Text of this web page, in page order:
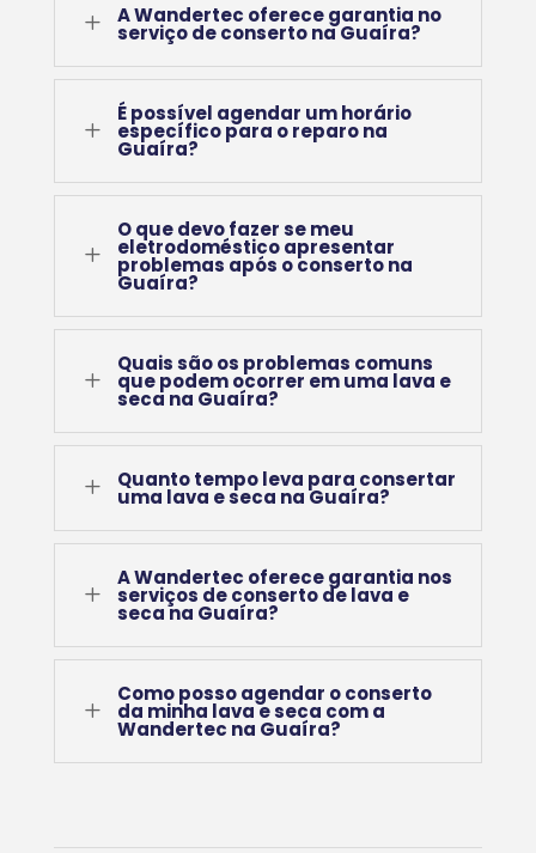
L A Wandertec oferece garantia no
serviço de conserto na Guaíra?
L
É possível agendar um horário
específico para o reparo na
Guaíra?
L
O que devo fazer se meu
eletrodoméstico apresentar
problemas após o conserto na
Guaíra?
L
Quais são os problemas comuns
que podem ocorrer em uma lava e
seca na Guaíra?
L Quanto tempo leva para consertar
uma lava e seca na Guaíra?
L
A Wandertec oferece garantia nos
serviços de conserto de lava e
seca na Guaíra?
L
Como posso agendar o conserto
da minha lava e seca com a
Wandertec na Guaíra?